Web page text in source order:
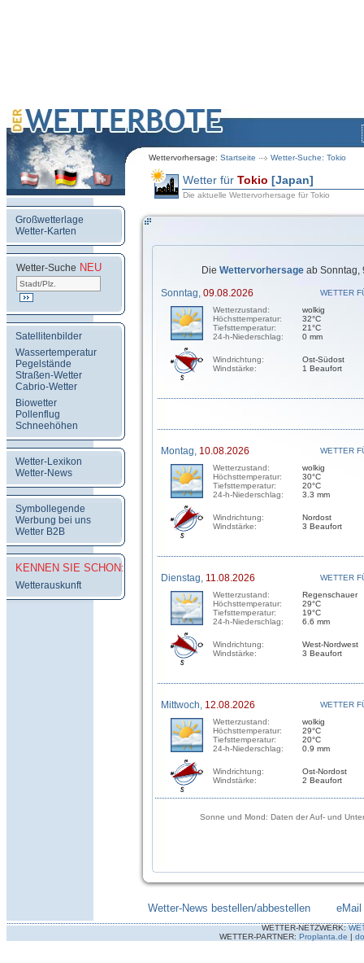
Wettervorhersage: Startseite Wetter-Suche: Tokio
Großwetterlage
Wetter-Karten
Wetter-Suche NEU
Satellitenbilder
Wassertemperatur
Pegelstände
Straßen-Wetter
Cabrio-Wetter
Biowetter
Pollenflug
Schneehöhen
Wetter-Lexikon
Wetter-News
Symbollegende
Werbung bei uns
Wetter B2B
KENNEN SIE SCHON:
Wetterauskunft
Wetter für Tokio [Japan]
Die aktuelle Wettervorhersage für Tokio
Die Wettervorhersage ab Sonntag,
Sonntag, 09.08.2026
WETTER
Wetterzustand:
Höchsttemperatur:
Tiefsttemperatur:
24-h-Niederschlag:
wolkig
32°C
21°C
0 mm
Windrichtung:
Windstärke:
Ost-Südost
1 Beaufort
Montag, 10.08.2026
WETTER
Wetterzustand:
Höchsttemperatur:
Tiefsttemperatur:
24-h-Niederschlag:
wolkig
30°C
20°C
3.3 mm
Windrichtung:
Windstärke:
Nordost
3 Beaufort
Dienstag, 11.08.2026
WETTER
Wetterzustand:
Höchsttemperatur:
Tiefsttemperatur:
24-h-Niederschlag:
Regenschauer
29°C
19°C
6.6 mm
Windrichtung:
Windstärke:
West-Nordwest
3 Beaufort
Mittwoch, 12.08.2026
WETTER
Wetterzustand:
Höchsttemperatur:
Tiefsttemperatur:
24-h-Niederschlag:
wolkig
29°C
20°C
0.9 mm
Windrichtung:
Windstärke:
Ost-Nordost
2 Beaufort
Sonne und Mond: Daten der Auf- und
Wetter-News bestellen/abbestellen eMail
WETTER-NETZWERK:
WETTER-PARTNER: Proplanta.de |